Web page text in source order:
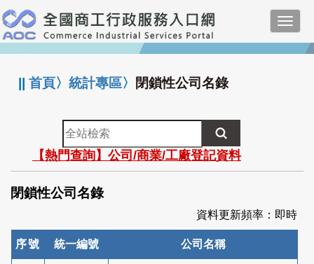
跳
到
主
要
:::
||首頁〉統計專區〉 閉鎖性公司名錄
全
站
檢
索
【熱門查詢】公司/商業/工廠登記資料
閉鎖性公司名錄
資料更新頻率：即時
序號 統一編號 公司名稱